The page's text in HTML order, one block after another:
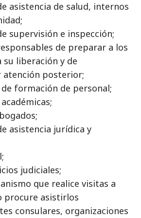
asistencia de salud, internos
supervisión e inspección;
de preparar a los
su liberación y de
posterior;
formación de personal;
asistencia jurídica y
judiciales;
que realice visitas a
procure asistirlos
consulares, organizaciones